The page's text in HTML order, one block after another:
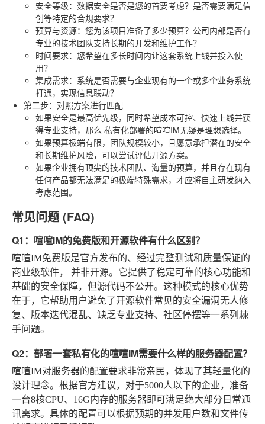
安全等级：数据安全是否是您的首要考虑？是否需要满足信
创等特定的合规要求？
预算与资源：您为该项目准备了多少预算？公司内部是否有
专业的技术团队支持长期的开发和维护工作？
时间要求：您希望在多长时间内让这套系统上线并投入使
用？
集成需求：系统是否需要与企业现有的一个或多个业务系统
打通，实现信息联动？
第二步：对照方案进行匹配
如果安全是最高优先级，同时希望成本可控、快速上线并获
得专业支持，那么 私有化部署的喧喧IM无疑是理想选择。
如果预算极端有限，团队规模较小，且愿意承担潜在的安全
和长期维护风险，可以尝试评估开源方案。
如果企业拥有顶尖的技术团队、海量的预算，并且存在现有
任何产品都无法满足的极端特殊需求，才应将自主研发纳入
考虑范围。
常见问题 (FAQ)
Q1：喧喧IM的免费版和开源软件有什么区别？
喧喧IM免费版是官方发布的、经过完整测试和质量保证的
商业级软件， 并非开源。它提供了稳定可靠的核心功能和
基础的安全保障，但源代码不公开。这种模式的核心优势
在于，它帮助用户避免了开源软件常见的安全漏洞无人修
复、版本迭代混乱、缺乏专业支持、社区停摆等一系列棘
手问题。
Q2：部署一套私有化的喧喧IM需要什么样的服务器配置？
喧喧IM对服务器的配置要求非常亲民，体现了其轻量化的
设计理念。根据官方建议，对于5000人以下的企业，准备
一台8核CPU、16G内存的服务器即可满足绝大部分日常通
讯需求。具体的配置可以根据预期的并发用户数和文件传